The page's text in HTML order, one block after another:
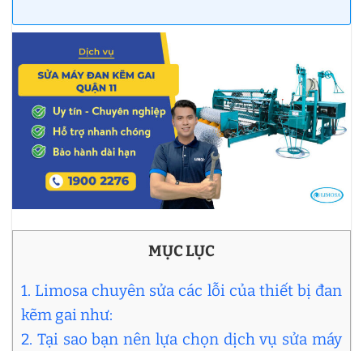
MỤC LỤC
1. Limosa chuyên sửa các lỗi của thiết bị đan
kẽm gai như:
2. Tại sao bạn nên lựa chọn dịch vụ sửa máy